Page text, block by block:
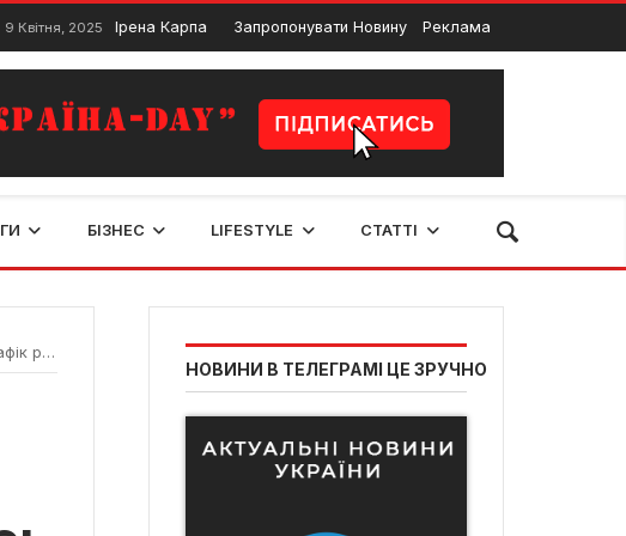
Ірена Карпа – біографія, творчий шлях та факти 20 Червня, 2024
Запропонувати Новину Реклама
БІЗНЕС LIFESTYLE СТАТТІ
НОВИНИ В ТЕЛЕГРАМІ ЦЕ ЗРУЧНО